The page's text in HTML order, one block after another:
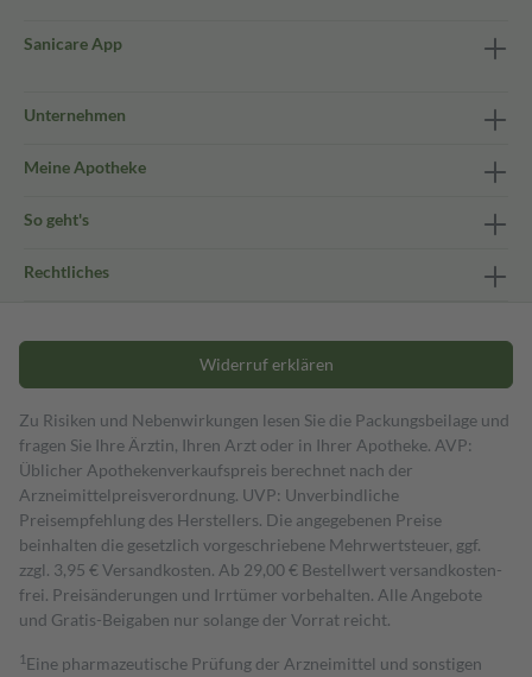
Sanicare App
Unternehmen
Meine Apotheke
So geht's
Rechtliches
Widerruf erklären
Zu Risiken und Nebenwirkungen lesen Sie die Packungsbeilage und
fragen Sie Ihre Ärztin, Ihren Arzt oder in Ihrer Apotheke. AVP:
Üblicher Apothekenverkaufspreis berechnet nach der
Arzneimittelpreisverordnung. UVP: Unverbindliche
Preisempfehlung des Herstellers. Die angegebenen Preise
beinhalten die gesetzlich vorgeschriebene Mehrwertsteuer, ggf.
zzgl. 3,95 € Versandkosten. Ab 29,00 € Bestell­wert versand­kosten­
frei. Preisänderungen und Irrtümer vorbehalten. Alle Angebote
und Gratis-Beigaben nur solange der Vorrat reicht.
1 Eine pharmazeutische Prüfung der Arzneimittel und sonstigen